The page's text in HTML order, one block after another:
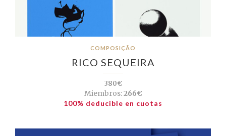
COMPOSIÇÃO
RICO SEQUEIRA
380€
Miembros:266€
100% deducible en cuotas